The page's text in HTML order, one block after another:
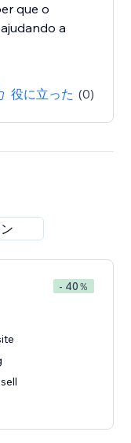
que o
a
役に立った (0)
- 40％